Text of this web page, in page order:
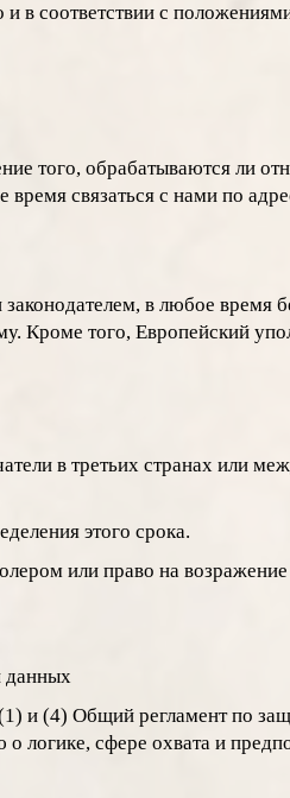
в соответствии с
того, обрабатываются ли
связаться с нами по
в любое время
Кроме того, Европейский
в третьих странах или
этого срока.
или право на
данных
и (4)Общий регламент по
логике, сфере охвата и